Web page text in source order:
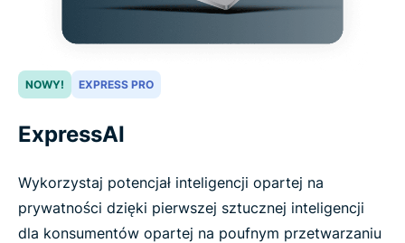
NOWY! EXPRESS PRO
ExpressAI
Wykorzystaj potencjał inteligencji opartej na
prywatności dzięki pierwszej sztucznej inteligencji
dla konsumentów opartej na poufnym przetwarzaniu